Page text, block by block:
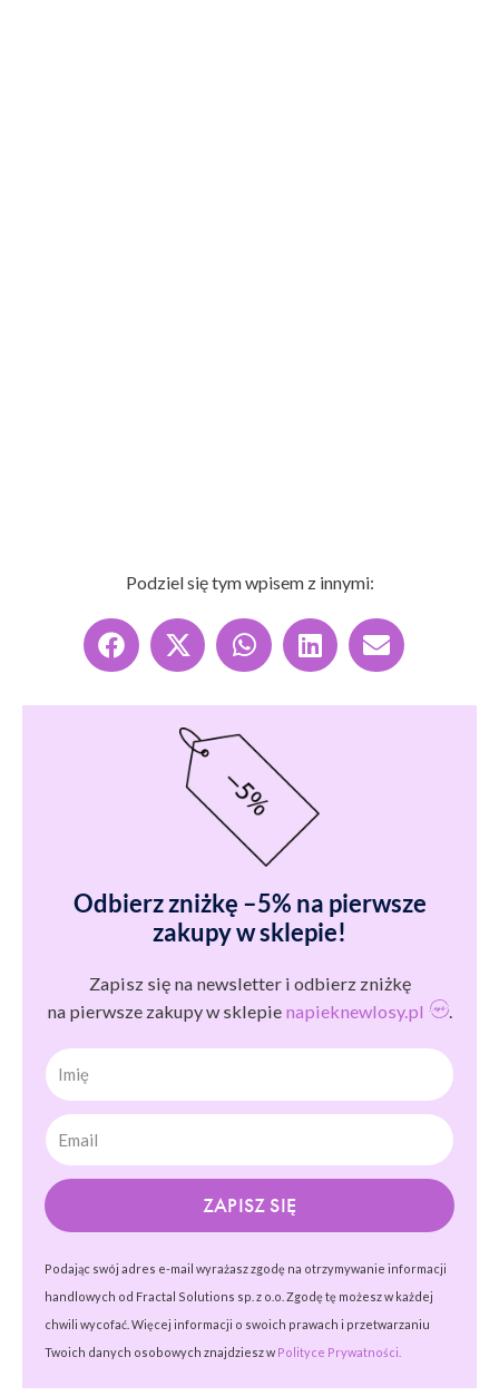
Podziel się tym wpisem z innymi:
Odbierz zniżkę –5% na pierwsze
zakupy w sklepie!
Zapisz się na newsletter i odbierz zniżkę
na pierwsze zakupy w sklepie napieknewlosy.pl .
Imię
ZAPISZ SIĘ
Podając swój adres e-mail wyrażasz zgodę na otrzymywanie informacji
handlowych od Fractal Solutions sp. z o.o. Zgodę tę możesz w każdej
chwili wycofać. Więcej informacji o swoich prawach i przetwarzaniu
Twoich danych osobowych znajdziesz w Polityce Prywatności.